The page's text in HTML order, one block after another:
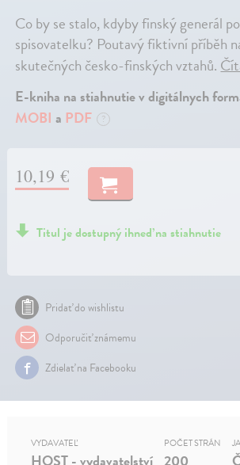
Co by se stalo, kdyby finský generál
spisovatelku? Poutavý fiktivní příběh
skutečných česko-finských vztahů.
E-kniha na stiahnutie v digitálnych
MOBI a PDF ?
10,19 €
Titul je dostupný ihneď na stiahnutie
Pridať do wishlistu
Odporučiť známemu
Zdielať na Facebooku
VYDAVATEĽ POČET STRÁN